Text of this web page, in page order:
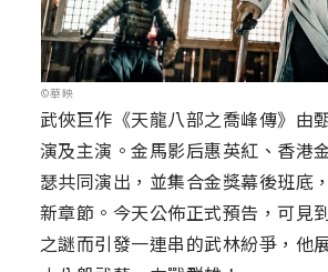
©華映
武俠巨作《天龍八部之喬峰傳》由
演及主演。金馬影后惠英紅、香港
瑟共同演出，並集合金獎幕後班底
新章節。今天公佈正式預告，可見
之謎而引發一連串的武林紛爭，他